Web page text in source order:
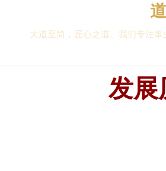
道
大道至简，匠心之道。我们专注
发展